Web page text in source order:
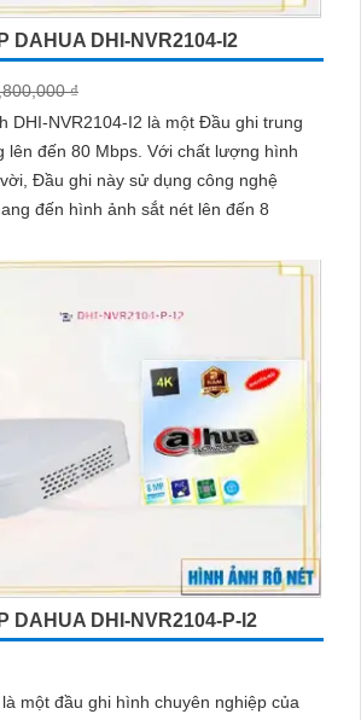
DAHUA DHI-NVR2104-I2
₫
DHI-NVR2104-I2 là một Đầu ghi trung
Mbps. Với chất lượng hình
Đầu ghi này sử dụng công nghệ
đến hình ảnh sắt nét lên đến 8
DAHUA DHI-NVR2104-P-I2
một đầu ghi hình chuyên nghiệp của